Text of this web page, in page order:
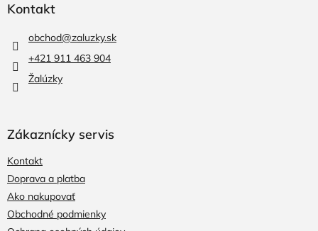
Kontakt
obchod@zaluzky.sk
+421 911 463 904
Žalúzky
Zákaznícky servis
Kontakt
Doprava a platba
Ako nakupovať
Obchodné podmienky